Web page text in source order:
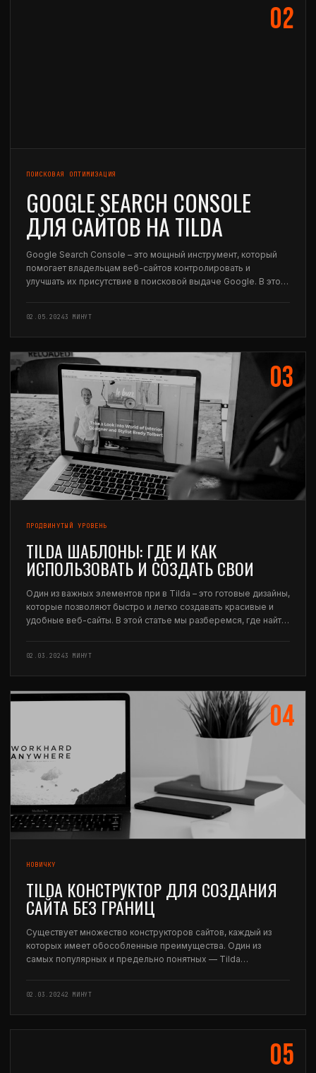
02
ПОИСКОВАЯ ОПТИМИЗАЦИЯ
GOOGLE SEARCH CONSOLE
ДЛЯ САЙТОВ НА TILDA
Google Search Console – это мощный инструмент, который
помогает владельцам веб-сайтов контролировать и
улучшать их присутствие в поисковой выдаче Google. В этой
проверки…
02.05.20243 МИНУТ
03
ПРОДВИНУТЫЙ УРОВЕНЬ
TILDA ШАБЛОНЫ: ГДЕ И КАК
ИСПОЛЬЗОВАТЬ И СОЗДАТЬ СВОИ
Один из важных элементов при в Tilda – это готовые дизайны,
которые позволяют быстро и легко создавать красивые и
удобные веб-сайты. В этой статье мы разберемся, где найти
02.03.20243 МИНУТ
04
НОВИЧКУ
TILDA КОНСТРУКТОР ДЛЯ СОЗДАНИЯ
САЙТА БЕЗ ГРАНИЦ
Существует множество конструкторов сайтов, каждый из
которых имеет обособленные преимущества. Один из
самых популярных и предельно понятных — Tilda
Вместе с тем, не…
02.03.20242 МИНУТ
05